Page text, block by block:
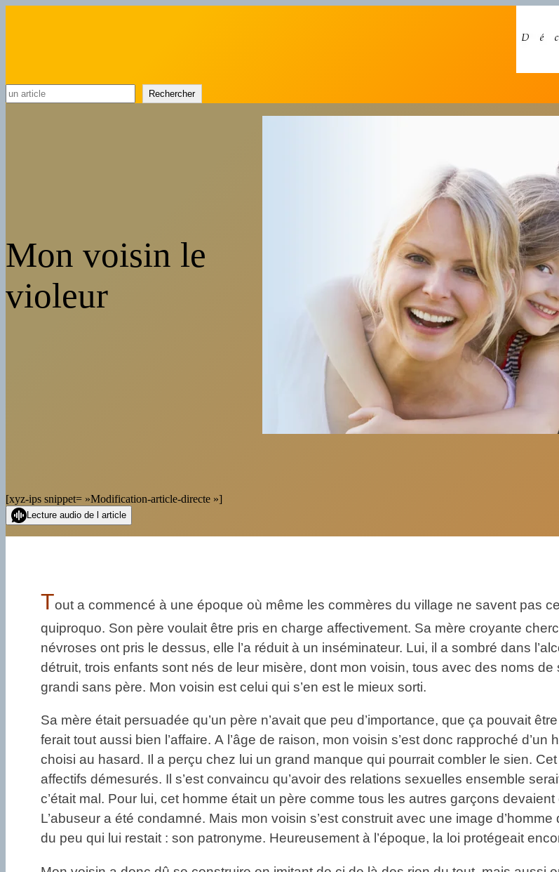
Rechercher
Mon voisin le
violeur
[xyz-ips snippet= »Modification-article-directe »]
Lecture audio de l article
Tout a commencé à une époque où même les commères du village ne savent pas
quiproquo. Son père voulait être pris en charge affectivement. Sa mère croyante
névroses ont pris le dessus, elle l’a réduit à un inséminateur. Lui, il a sombré dans
détruit, trois enfants sont nés de leur misère, dont mon voisin, tous avec des noms
grandi sans père. Mon voisin est celui qui s’en est le mieux sorti.
Sa mère était persuadée qu’un père n’avait que peu d’importance, que ça pouvait
ferait tout aussi bien l’affaire. A l’âge de raison, mon voisin s’est donc rapproché
choisi au hasard. Il a perçu chez lui un grand manque qui pourrait combler le sien.
affectifs démesurés. Il s’est convaincu qu’avoir des relations sexuelles ensemble
c’était mal. Pour lui, cet homme était un père comme tous les autres garçons
L’abuseur a été condamné. Mais mon voisin s’est construit avec une image
du peu qui lui restait : son patronyme. Heureusement à l’époque, la loi protégeait